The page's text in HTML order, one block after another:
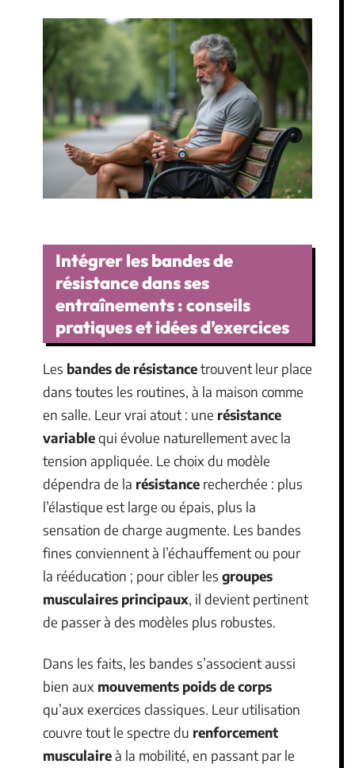
Intégrer les bandes de
résistance dans ses
entraînements : conseils
pratiques et idées d’exercices
Les bandes de résistancetrouvent leur place
dans toutes les routines, à la maison comme
en salle. Leur vrai atout : une résistance
variablequi évolue naturellement avec la
tension appliquée. Le choix du modèle
dépendra de la résistance recherchée : plus
l’élastique est large ou épais, plus la
sensation de charge augmente. Les bandes
fines conviennent à l’échauffement ou pour
la rééducation ; pour cibler les groupes
musculaires principaux, il devient pertinent
de passer à des modèles plus robustes.
Dans les faits, les bandes s’associent aussi
bien aux mouvements poids de corps
qu’aux exercices classiques. Leur utilisation
couvre tout le spectre du renforcement
musculaireà la mobilité, en passant par le